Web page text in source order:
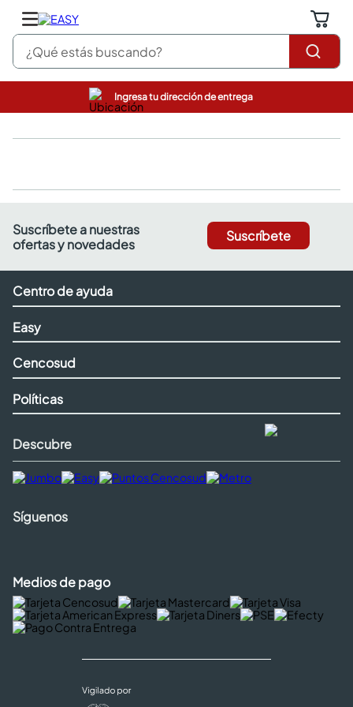
¿Qué estás buscando?
Ingresa tu dirección de entrega
Suscríbete a nuestras
ofertas y novedades
Suscríbete
Centro de ayuda
Easy
Cencosud
Políticas
Descubre
Síguenos
Medios de pago
pinturas
escritorio
armarios closet
comedores
neveras